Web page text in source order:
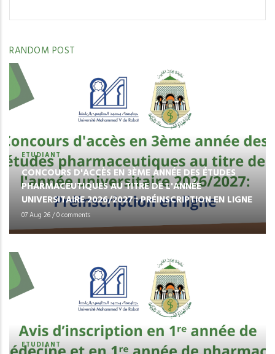
RANDOM POST
ETUDIANT
CONCOURS D'ACCÈS EN 3ÈME ANNÉE DES ÉTUDES
PHARMACEUTIQUES AU TITRE DE L'ANNÉE
UNIVERSITAIRE 2026/2027 : PRÉINSCRIPTION EN LIGNE
07 Aug 26/0 comments
ETUDIANT